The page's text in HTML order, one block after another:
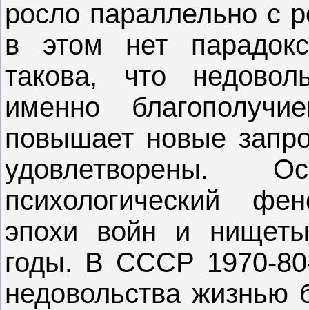
росло параллельно с
в этом нет
такова, что
именно
повышает новые
удовлетворены.
психологический
эпохи войн и
годы. В СССР 1970-
недовольства